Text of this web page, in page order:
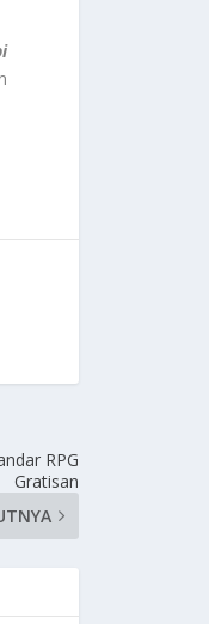
RPG
Gratisan